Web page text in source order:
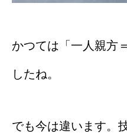
かつては「一人親方
したね。
でも今は違います。